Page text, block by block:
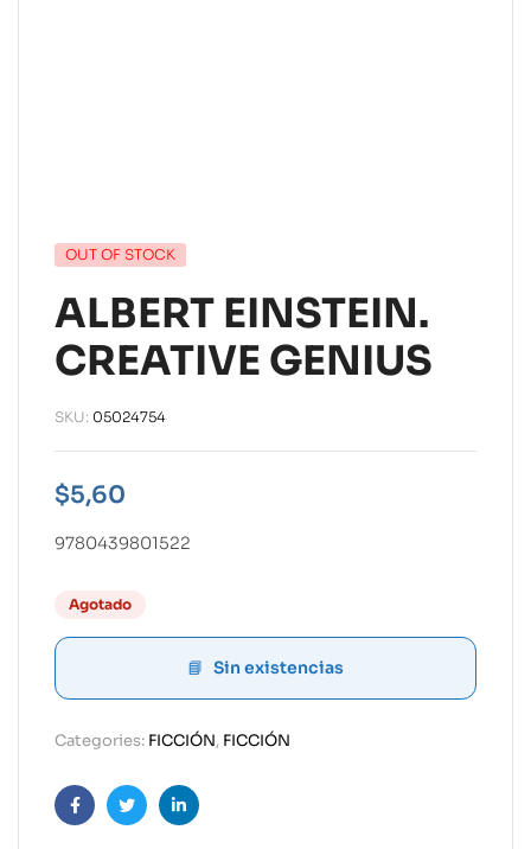
OUT OF STOCK
ALBERT EINSTEIN.
CREATIVE GENIUS
SKU: 05024754
$5,60
9780439801522
Agotado
Sin existencias
Categories: FICCIÓN, FICCIÓN
FacebookTwitterLinkedin